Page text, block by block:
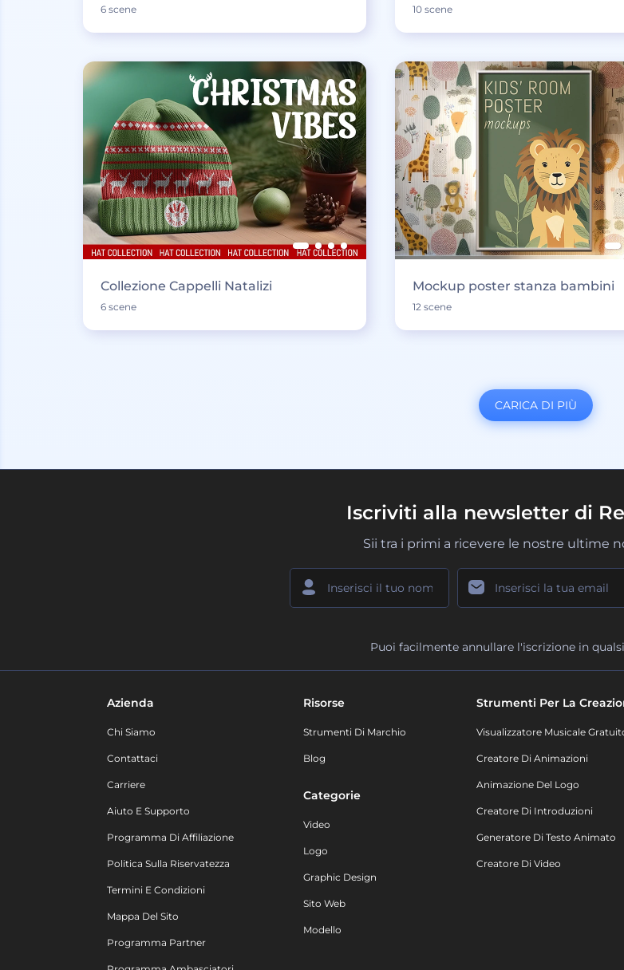
6 scene 10 scene
Collezione Cappelli Natalizi
6 scene
Mockup poster stanza bambini
12 scene
CARICA DI PIÙ
Iscriviti alla newsletter di
Sii tra i primi a ricevere le nostre ultime
Puoi facilmente annullare l'iscrizione in
Azienda
Chi Siamo
Contattaci
Carriere
Aiuto E Supporto
Programma Di Affiliazione
Politica Sulla Riservatezza
Termini E Condizioni
Mappa Del Sito
Programma Partner
Risorse
Strumenti Di Marchio
Blog
Categorie
Video
Logo
Graphic Design
Sito Web
Modello
Strumenti Per La
Visualizzatore Musicale
Creatore Di Animazioni
Animazione Del Logo
Creatore Di Introduzioni
Generatore Di Testo Animato
Creatore Di Video